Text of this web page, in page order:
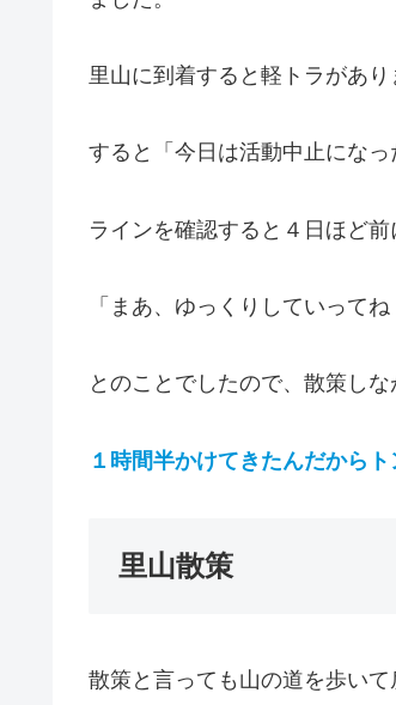
里山に到着すると軽トラがあ
すると「今日は活動中止にな
ラインを確認すると４日ほど前
「まあ、ゆっくりしていってね
とのことでしたので、散策し
１時間半かけてきたんだから
里山散策
散策と言っても山の道を歩い